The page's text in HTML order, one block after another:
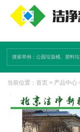
当前位置： 首页> 产品中心